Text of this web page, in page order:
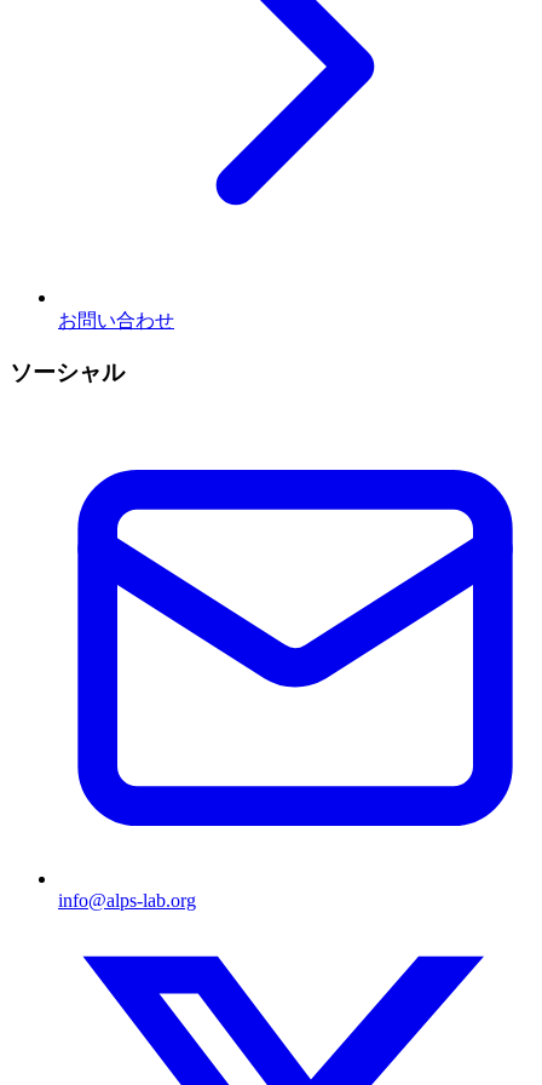
お問い合わせ
ソーシャル
info@alps-lab.org